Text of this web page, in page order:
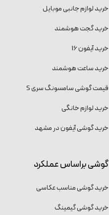
خرید لوازم جانبی موبایل
خرید گجت هوشمند
خرید آیفون 16
خرید ساعت هوشمند
قیمت گوشی سامسونگ سری S
خرید لوازم خانگی
خرید گوشی آیفون در مشهد
گوشی براساس عملکرد
خرید گوشی مناسب عکاسی
خرید گوشی گیمینگ